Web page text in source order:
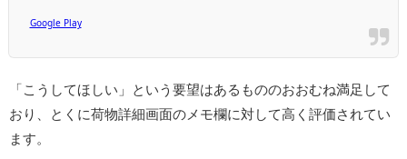
Google Play
「こうしてほしい」という要望はあるもののおおむね満足して
おり、とくに荷物詳細画面のメモ欄に対して高く評価されてい
ます。